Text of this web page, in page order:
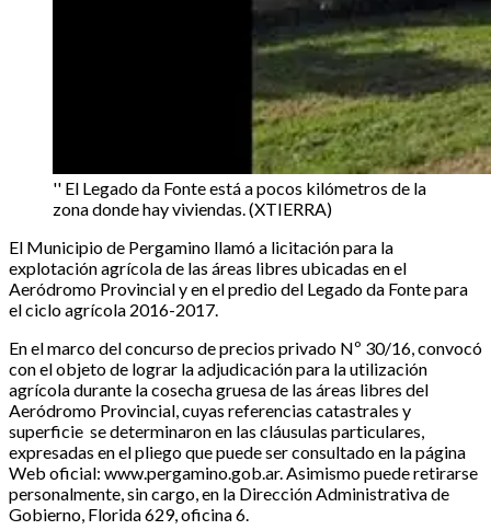
'' El Legado da Fonte está a pocos kilómetros de la
zona donde hay viviendas. (XTIERRA)
El Municipio de Pergamino llamó a licitación para la
explotación agrícola de las áreas libres ubicadas en el
Aeródromo Provincial y en el predio del Legado da Fonte para
el ciclo agrícola 2016-2017.
En el marco del concurso de precios privado Nº 30/16, convocó
con el objeto de lograr la adjudicación para la utilización
agrícola durante la cosecha gruesa de las áreas libres del
Aeródromo Provincial, cuyas referencias catastrales y
superficie se determinaron en las cláusulas particulares,
expresadas en el pliego que puede ser consultado en la página
Web oficial: www.pergamino.gob.ar. Asimismo puede retirarse
personalmente, sin cargo, en la Dirección Administrativa de
Gobierno, Florida 629, oficina 6.